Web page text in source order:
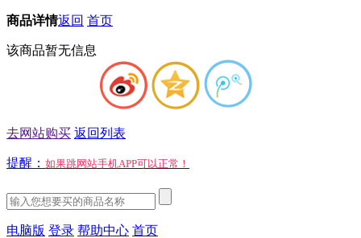
商品详情返回 首页
该商品暂无信息
去网站购买 返回列表
提醒： 如果跳网站手机APP可以正常！
电脑版 登录 帮助中心 首页